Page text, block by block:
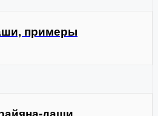
примеры